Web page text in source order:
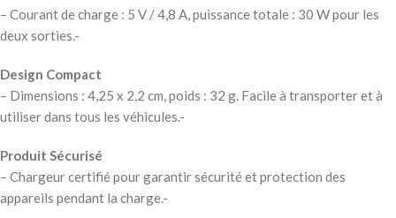
– Courant de charge : 5 V / 4,8 A, puissance totale : 30 W pour les
deux sorties.-
Design Compact
– Dimensions : 4,25 x 2,2 cm, poids : 32 g. Facile à transporter et à
utiliser dans tous les véhicules.-
Produit Sécurisé
– Chargeur certifié pour garantir sécurité et protection des
appareils pendant la charge.-